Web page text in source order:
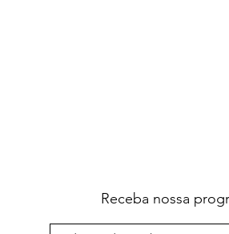
Receba nossa